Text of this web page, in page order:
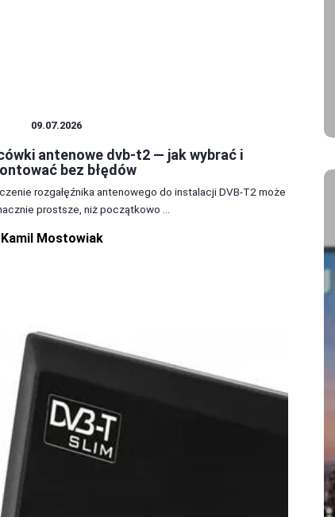
09.07.2026
antenowe dvb-t2 — jak wybrać i
bez błędów
rozgałęźnika antenowego do instalacji DVB-T2 może
prostsze, niż początkowo ...
Kamil Mostowiak